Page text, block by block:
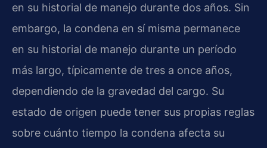
en su historial de manejo durante dos años. Sin
embargo, la condena en sí misma permanece
en su historial de manejo durante un período
más largo, típicamente de tres a once años,
dependiendo de la gravedad del cargo. Su
estado de origen puede tener sus propias reglas
sobre cuánto tiempo la condena afecta su